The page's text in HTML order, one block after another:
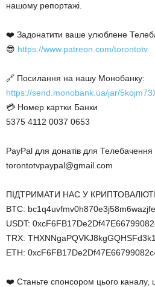
нашому репортажі.
❤️ Задонатити ваше улюблене
😎 https://www.patreon.com/torontotv
🔗 Посилання на нашу Монобанку:
https://send.monobank.ua/jar/
💳 Номер картки Банки
5375 4112 0037 0653
PayPal для донатів для Телебачення
torontotvpaypal@gmail.com
ПІДТРИМАТИ НАС У
BTC:
USDT:
TRX:
ETH:
❤️ Станьте спонсором цього каналу,